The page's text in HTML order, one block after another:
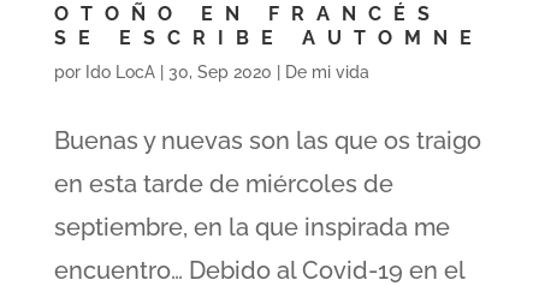
OTOÑO EN FRANCÉS
SE ESCRIBE AUTOMNE
por Ido LocA| 30, Sep 2020 De mi vida
Buenas y nuevas son las que os traigo
en esta tarde de miércoles de
septiembre, en la que inspirada me
encuentro… Debido al Covid-19 en el